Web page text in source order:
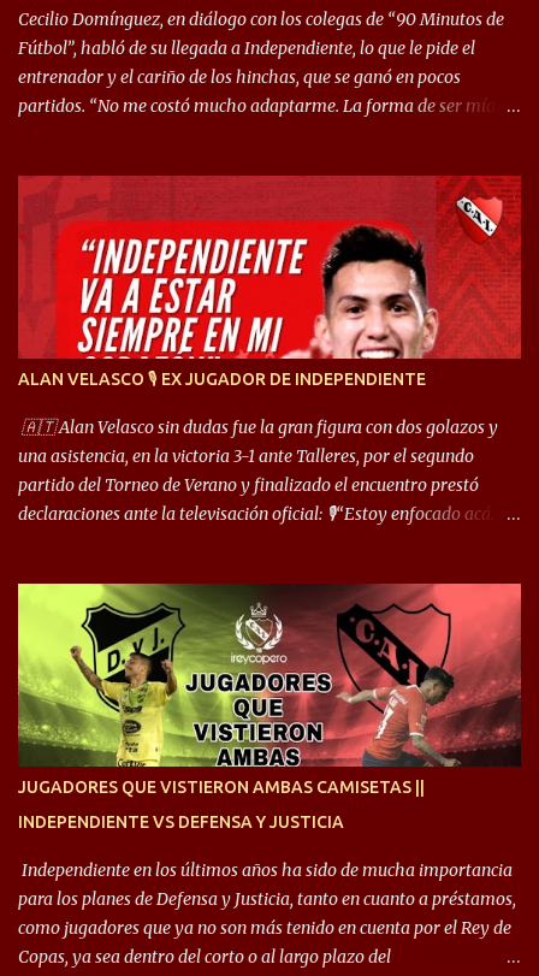
Cecilio Domínguez, en diálogo con los colegas de “90 Minutos de
Fútbol”, habló de su llegada a Independiente, lo que le pide el
entrenador y el cariño de los hinchas, que se ganó en pocos
partidos. “No me costó mucho adaptarme. La forma de ser mía
llegué a un Independiente que juega muy dinámico y me gusta
mucho. Me favorece por la forma de jugar mía y eso también
ayudó a que me adapte”. “Me siento mejor por izquierda, pero me
gusta mucho jugar de 9, y juego sin problemas por derecha
también. Jugar de 9 y de extremo por izquierda es diferente. A mi
me gusta jugar por fuera, porque tengo mas posibilidades de
encarar, de enganchar. Pero yo soy un hombre que pica mucho y
arco y tengo más posibilidades”. Sobre lo que le pide el DT,
comentó: “Cuando juego de 9, obviamente me pide presionar, y
cuand...
ALAN VELASCO 🎙 EX JUGADOR DE INDEPENDIENTE
🇦🇹 Alan Velasco sin dudas fue la gran figura con dos golazos y
una asistencia, en la victoria 3-1 ante Talleres, por el segundo
partido del Torneo de Verano y finalizado el encuentro prestó
declaraciones ante la televisación oficial: 🎙️“Estoy enfocado acá.
ojalá sea lo mejor para el club y para mí. Independiente va a estar
siempre en mi corazón”. 🎙️“Siempre que me tocó vestir la camiseta
quise dar lo mejor. Si me toca marcharme, estoy agradecido al
hincha”. 🎙️“El equipo hizo un gran trabajo, quedó demostrado en el
resultado. Es nuestro segundo partido, en la pretemporada nos
enfocamos en la preparación física. El grupo está encontrando la
JUGADORES QUE VISTIERON AMBAS CAMISETAS ||
INDEPENDIENTE VS DEFENSA Y JUSTICIA
Independiente en los últimos años ha sido de mucha importancia
para los planes de Defensa y Justicia, tanto en cuanto a préstamos,
como jugadores que ya no son más tenido en cuenta por el Rey de
Copas, ya sea dentro del corto o al largo plazo del